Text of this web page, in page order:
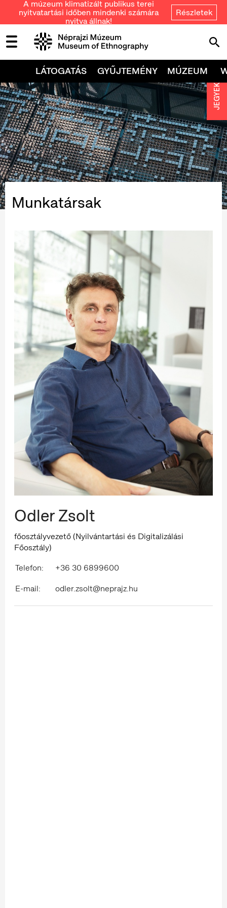
A múzeum klimatizált publikus terei
nyitvatartási időben mindenki számára
nyitva állnak!
Részletek
LÁTOGATÁS GYŰJTEMÉNY MÚZEUM
Munkatársak
Odler Zsolt
főosztályvezető (Nyilvántartási és Digitalizálási
Főosztály)
Telefon:
+36 30 6899600
E-mail:
odler.zsolt@neprajz.hu
JEGYEK